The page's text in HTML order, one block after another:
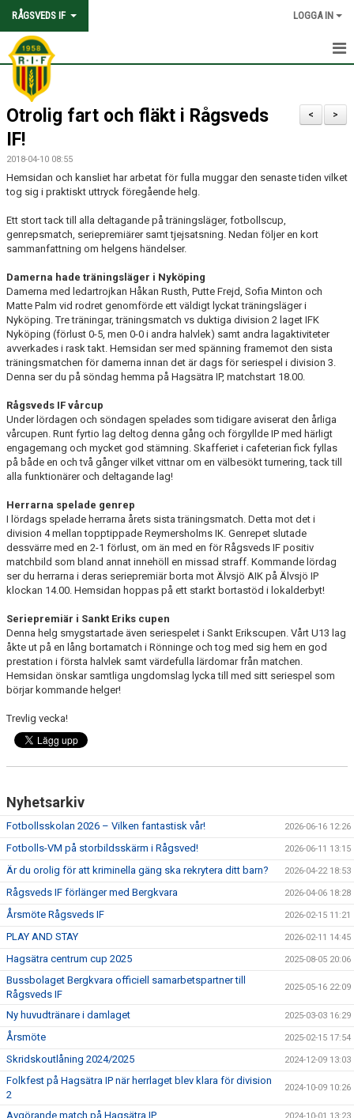
RÅGSVEDS IF LOGGA IN
HEM
KONTAKT
OM FÖRENINGEN
AVGIFTER
TRYGGHET OCH VÄRDEGRUND
KNATTEFOTBOLLSSKOLA
PARTNERSKAP & SPONSRING
SKOLSAMARBETEN
SOCIAL HÅLLBARHET
RÅGSVEDS IF I MEDIA
FONDER
>
<
Otrolig fart och fläkt i Rågsveds
IF!
2018-04-10 08:55
Hemsidan och kansliet har arbetat för fulla muggar den senaste tiden vilket
tog sig i praktiskt uttryck föregående helg.
Ett stort tack till alla deltagande på träningsläger, fotbollscup,
genrepsmatch, seriepremiärer samt tjejsatsning. Nedan följer en kort
sammanfattning om helgens händelser.
Damerna hade träningsläger i Nyköping
Damerna med ledartrojkan Håkan Rusth, Putte Frejd, Sofia Minton och
Matte Palm vid rodret genomförde ett väldigt lyckat träningsläger i
Nyköping. Tre träningar, träningsmatch vs duktiga division 2 laget IFK
Nyköping (förlust 0-5, men 0-0 i andra halvlek) samt andra lagaktiviteter
avverkades i rask takt. Hemsidan ser med spänning framemot den sista
träningsmatchen för damerna innan det är dags för seriespel i division 3.
Denna ser du på söndag hemma på Hagsätra IP, matchstart 18.00.
Rågsveds IF vårcup
Under lördagen och söndagen spelades som tidigare aviserat den årliga
vårcupen. Runt fyrtio lag deltog denna gång och förgyllde IP med härligt
engagemang och mycket god stämning. Skafferiet i cafeterian fick fyllas
på både en och två gånger vilket vittnar om en välbesökt turnering, tack till
alla funktionärer och deltagande lag!
Herrarna spelade genrep
I lördags spelade herrarna årets sista träningsmatch. Detta mot det i
division 4 mellan topptippade Reymersholms IK. Genrepet slutade
dessvärre med en 2-1 förlust, om än med en för Rågsveds IF positiv
matchbild som bland annat innehöll en missad straff. Kommande lördag
ser du herrarna i deras seriepremiär borta mot Älvsjö AIK på Älvsjö IP
klockan 14.00. Hemsidan hoppas på ett starkt bortastöd i lokalderbyt!
Seriepremiär i Sankt Eriks cupen
Denna helg smygstartade även seriespelet i Sankt Erikscupen. Vårt U13 lag
åkte ut på en lång bortamatch i Rönninge och tog med sig hem en god
prestation i första halvlek samt värdefulla lärdomar från matchen.
Hemsidan önskar samtliga ungdomslag lycka till med sitt seriespel som
börjar kommande helger!
Trevlig vecka!
Nyhetsarkiv
Fotbollsskolan 2026 – Vilken fantastisk vår! 2026-06-16 12:26
Fotbolls-VM på storbildsskärm i Rågsved! 2026-06-11 13:15
Är du orolig för att kriminella gäng ska rekrytera ditt barn? 2026-04-22 18:53
Rågsveds IF förlänger med Bergkvara 2026-04-06 18:28
Årsmöte Rågsveds IF 2026-02-15 11:21
PLAY AND STAY 2026-02-11 14:45
Hagsätra centrum cup 2025 2025-08-05 20:06
Bussbolaget Bergkvara officiell samarbetspartner till
Rågsveds IF
2025-05-16 22:09
Ny huvudtränare i damlaget 2025-03-03 16:29
Årsmöte 2025-02-15 17:54
Skridskoutlåning 2024/2025 2024-12-09 13:03
Folkfest på Hagsätra IP när herrlaget blev klara för division
2
2024-10-09 10:26
Avgörande match på Hagsätra IP